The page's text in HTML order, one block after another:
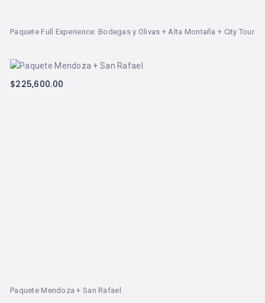
Paquete Full Experience: Bodegas y Olivas + Alta Montaña + City Tour
Paquete Mendoza + San Rafael
$225,600.00